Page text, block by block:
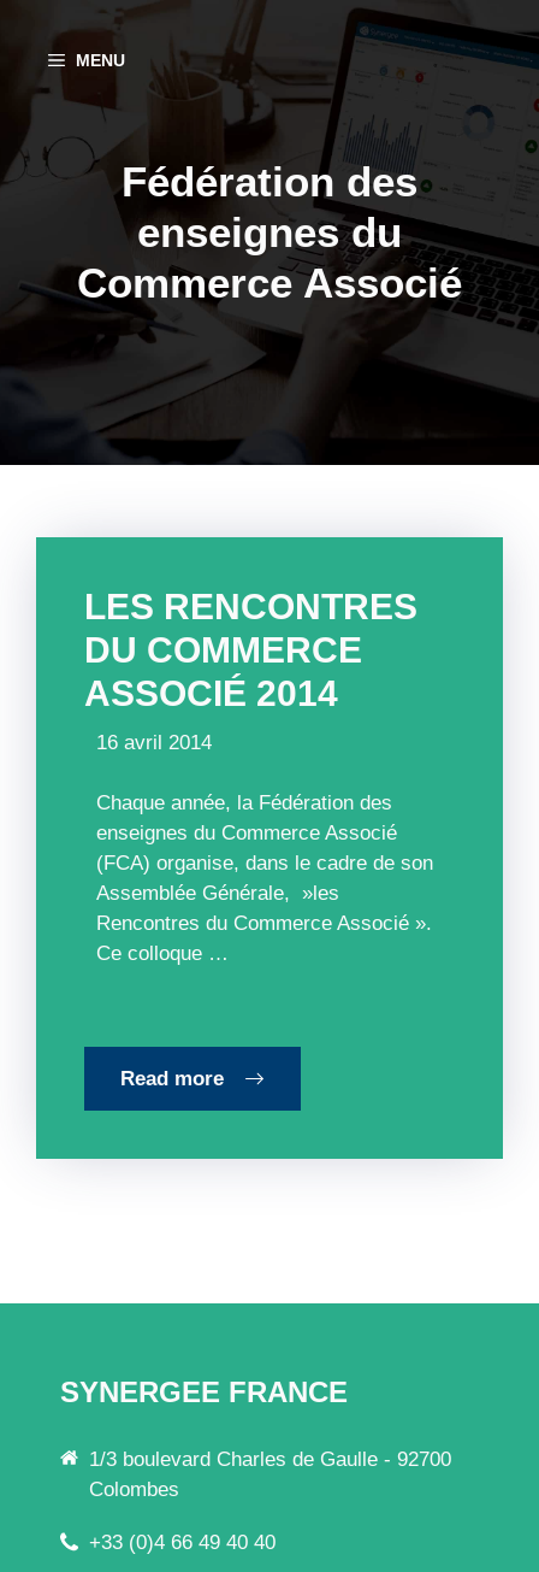
contenu
MENU
Fédération des
enseignes du
Commerce Associé
LES RENCONTRES
DU COMMERCE
ASSOCIÉ 2014
16 avril 2014
Chaque année, la Fédération des
enseignes du Commerce Associé
(FCA) organise, dans le cadre de son
Assemblée Générale, »les
Rencontres du Commerce Associé ».
Ce colloque …
Read more
SYNERGEE FRANCE
1/3 boulevard Charles de Gaulle - 92700
Colombes
+33 (0)4 66 49 40 40